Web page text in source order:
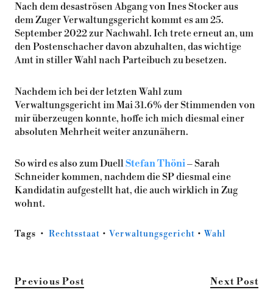
Nach dem desaströsen Abgang von Ines Stocker aus
dem Zuger Verwaltungsgericht kommt es am 25.
September 2022 zur Nachwahl. Ich trete erneut an, um
den Postenschacher davon abzuhalten, das wichtige
Amt in stiller Wahl nach Parteibuch zu besetzen.
Nachdem ich bei der letzten Wahl zum
Verwaltungsgericht im Mai 31.6% der Stimmenden von
mir überzeugen konnte, hoffe ich mich diesmal einer
absoluten Mehrheit weiter anzunähern.
So wird es also zum DuellStefan Thöni– Sarah
Schneider kommen, nachdem die SP diesmal eine
Kandidatin aufgestellt hat, die auch wirklich in Zug
wohnt.
Tags Rechtsstaat • Verwaltungsgericht •Wahl
Previous Post Next Post